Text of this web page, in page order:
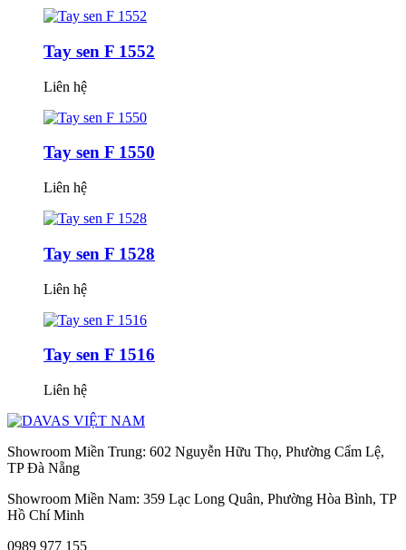
Tay sen F 1552
Liên hệ
Tay sen F 1550
Liên hệ
Tay sen F 1528
Liên hệ
Tay sen F 1516
Liên hệ
Showroom Miền Trung: 602 Nguyễn Hữu Thọ, Phường Cẩm Lệ,
TP Đà Nẵng
Showroom Miền Nam: 359 Lạc Long Quân, Phường Hòa Bình, TP
Hồ Chí Minh
0989 977 155